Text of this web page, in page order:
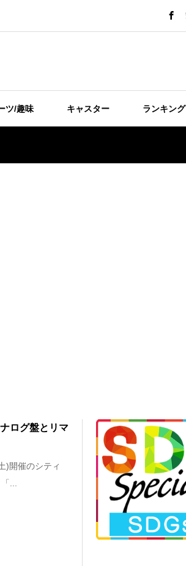
ツ/趣味 キャスター ランキング
ログ盤とリマ
)開催のシティ
...